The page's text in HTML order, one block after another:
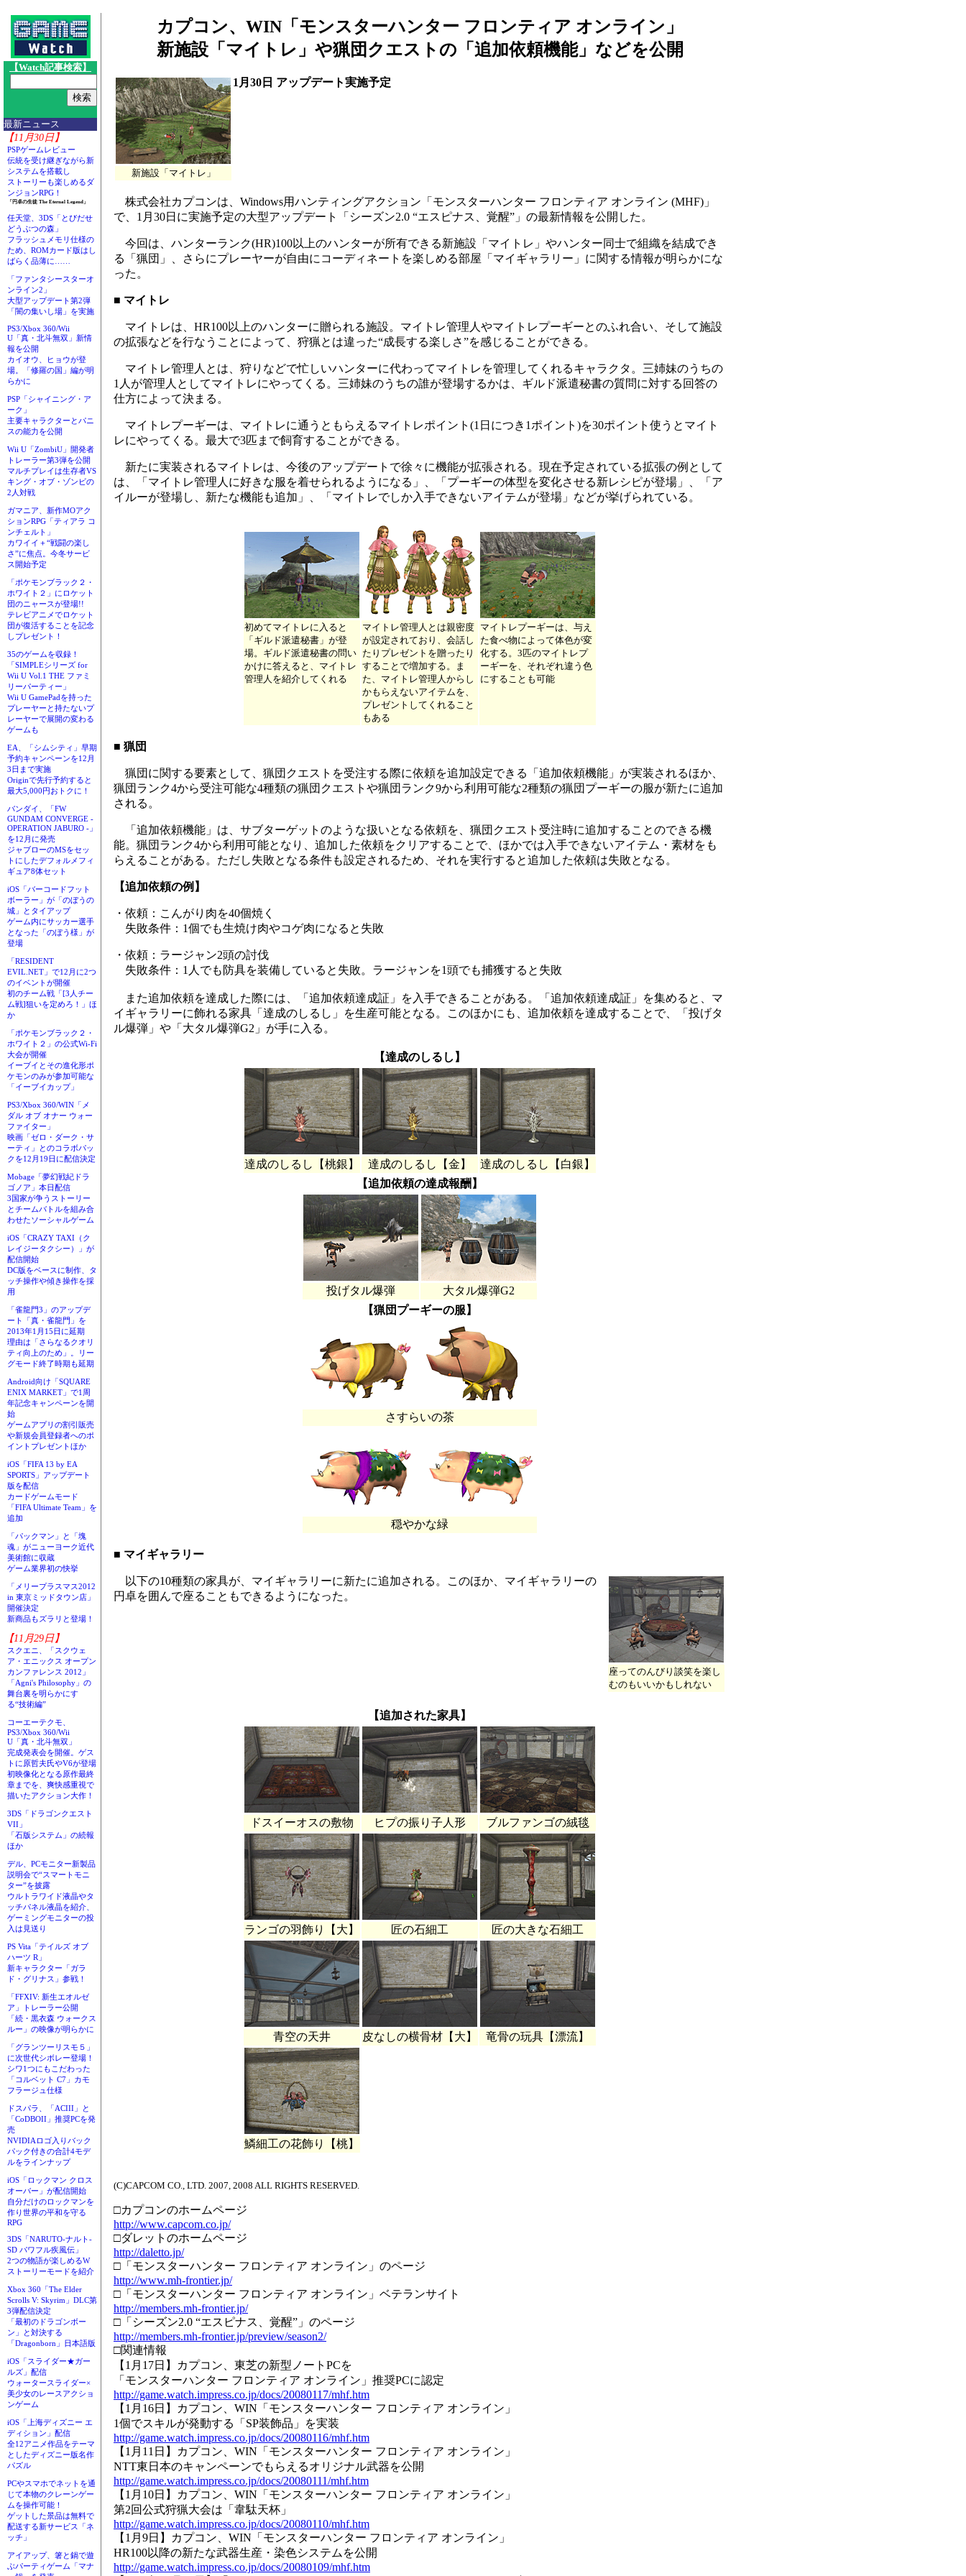
【Watch記事検索】
最新ニュース
【11月30日】
PSPゲームレビュー
伝統を受け継ぎながら新
システムを搭載し
ストーリーも楽しめるダ
ンジョンRPG！
「円卓の生徒 The Eternal Legend」
任天堂、3DS「とびだせ
どうぶつの森」
フラッシュメモリ仕様の
ため、ROMカード版はし
ばらく品薄に……
「ファンタシースターオ
ンライン2」
大型アップデート第2弾
「闇の集いし場」を実施
PS3/Xbox 360/Wii
U「真・北斗無双」新情
報を公開
カイオウ、ヒョウが登
場。「修羅の国」編が明
らかに
PSP「シャイニング・ア
ーク」
主要キャラクターとパニ
スの能力を公開
Wii U「ZombiU」開発者
トレーラー第3弾を公開
マルチプレイは生存者VS
キング・オブ・ゾンビの
2人対戦
ガマニア、新作MOアク
ションRPG「ティアラ コ
ンチェルト」
カワイイ＋“戦闘の楽し
さ”に焦点。今冬サービ
ス開始予定
「ポケモンブラック２・
ホワイト２」にロケット
団のニャースが登場!!
テレビアニメでロケット
団が復活することを記念
しプレゼント！
35のゲームを収録！
「SIMPLEシリーズ for
Wii U Vol.1 THE ファミ
リーパーティー」
Wii U GamePadを持った
プレーヤーと持たないプ
レーヤーで展開の変わる
ゲームも
EA、「シムシティ」早期
予約キャンペーンを12月
3日まで実施
Originで先行予約すると
最大5,000円おトクに！
バンダイ、「FW
GUNDAM CONVERGE -
OPERATION JABURO -」
を12月に発売
ジャブローのMSをセッ
トにしたデフォルメフィ
ギュア8体セット
iOS「バーコードフット
ボーラー」が「のぼうの
城」とタイアップ
ゲーム内にサッカー選手
となった「のぼう様」が
登場
「RESIDENT
EVIL.NET」で12月に2つ
のイベントが開催
初のチーム戦「[3人チー
ム戦]狙いを定めろ！」ほ
か
「ポケモンブラック２・
ホワイト２」の公式Wi-Fi
大会が開催
イーブイとその進化形ポ
ケモンのみが参加可能な
「イーブイカップ」
PS3/Xbox 360/WIN「メ
ダル オブ オナー ウォー
ファイター」
映画「ゼロ・ダーク・サ
ーティ」とのコラボパッ
クを12月19日に配信決定
Mobage「夢幻戦紀ドラ
ゴノア」本日配信
3国家が争うストーリー
とチームバトルを組み合
わせたソーシャルゲーム
iOS「CRAZY TAXI（ク
レイジータクシー）」が
配信開始
DC版をベースに制作、タ
ッチ操作や傾き操作を採
用
「雀龍門3」のアップデ
ート「真・雀龍門」を
2013年1月15日に延期
理由は「さらなるクオリ
ティ向上のため」。リー
グモード終了時期も延期
Android向け「SQUARE
ENIX MARKET」で1周
年記念キャンペーンを開
始
ゲームアプリの割引販売
や新規会員登録者へのポ
イントプレゼントほか
iOS「FIFA 13 by EA
SPORTS」アップデート
版を配信
カードゲームモード
「FIFA Ultimate Team」を
追加
「パックマン」と「塊
魂」がニューヨーク近代
美術館に収蔵
ゲーム業界初の快挙
「メリープラスマス2012
in 東京ミッドタウン店」
開催決定
新商品もズラリと登場！
【11月29日】
スクエニ、「スクウェ
ア・エニックス オープン
カンファレンス 2012」
「Agni's Philosophy」の
舞台裏を明らかにす
る“技術編”
コーエーテクモ、
PS3/Xbox 360/Wii
U「真・北斗無双」
完成発表会を開催。ゲス
トに原哲夫氏やV6が登場
初映像化となる原作最終
章までを、爽快感重視で
描いたアクション大作！
3DS「ドラゴンクエスト
VII」
「石版システム」の続報
ほか
デル、PCモニター新製品
説明会で“スマートモニ
ター”を披露
ウルトラワイド液晶やタ
ッチパネル液晶を紹介、
ゲーミングモニターの投
入は見送り
PS Vita「テイルズ オブ
ハーツ R」
新キャラクター「ガラ
ド・グリナス」参戦！
「FFXIV: 新生エオルゼ
ア」トレーラー公開
「続・黒衣森 ウォークス
ルー」の映像が明らかに
「グランツーリスモ５」
に次世代シボレー登場！
シワ1つにもこだわった
「コルベット C7」カモ
フラージュ仕様
ドスパラ、「ACIII」と
「CoDBOII」推奨PCを発
売
NVIDIAロゴ入りバック
パック付きの合計4モデ
ルをラインナップ
iOS「ロックマン クロス
オーバー」が配信開始
自分だけのロックマンを
作り世界の平和を守る
RPG
3DS「NARUTO-ナルト-
SD パワフル疾風伝」
2つの物語が楽しめるW
ストーリーモードを紹介
Xbox 360「The Elder
Scrolls V: Skyrim」DLC第
3弾配信決定
「最初のドラゴンボー
ン」と対決する
「Dragonborn」日本語版
iOS「スライダー★ガー
ルズ」配信
ウォータースライダー×
美少女のレースアクショ
ンゲーム
iOS「上海ディズニー エ
ディション」配信
全12アニメ作品をテーマ
としたディズニー版名作
パズル
PCやスマホでネットを通
じて本物のクレーンゲー
ムを操作可能！
ゲットした景品は無料で
配送する新サービス「ネ
ッチ」
アイアップ、箸と鍋で遊
ぶパーティゲーム「マナ
カプコン、WIN「モンスターハンター フロンティア オンライン」
新施設「マイトレ」や猟団クエストの「追加依頼機能」などを公開
新施設「マイトレ」
1月30日 アップデート実施予定
株式会社カプコンは、Windows用ハンティングアクション「モンスターハンター フロンティア オンライン (MHF)」
で、1月30日に実施予定の大型アップデート「シーズン2.0 “エスピナス、覚醒”」の最新情報を公開した。
今回は、ハンターランク(HR)100以上のハンターが所有できる新施設「マイトレ」やハンター同士で組織を結成でき
る「猟団」、さらにプレーヤーが自由にコーディネートを楽しめる部屋「マイギャラリー」に関する情報が明らかにな
った。
■ マイトレ
マイトレは、HR100以上のハンターに贈られる施設。マイトレ管理人やマイトレプーギーとのふれ合い、そして施設
の拡張などを行なうことによって、狩猟とは違った“成長する楽しさ”を感じることができる。
マイトレ管理人とは、狩りなどで忙しいハンターに代わってマイトレを管理してくれるキャラクタ。三姉妹のうちの
1人が管理人としてマイトレにやってくる。三姉妹のうちの誰が登場するかは、ギルド派遣秘書の質問に対する回答の
仕方によって決まる。
マイトレプーギーは、マイトレに通うともらえるマイトレポイント(1日につき1ポイント)を30ポイント使うとマイト
レにやってくる。最大で3匹まで飼育することができる。
新たに実装されるマイトレは、今後のアップデートで徐々に機能が拡張される。現在予定されている拡張の例として
は、「マイトレ管理人に好きな服を着せられるようになる」、「プーギーの体型を変化させる新レシピが登場」、「ア
イルーが登場し、新たな機能も追加」、「マイトレでしか入手できないアイテムが登場」などが挙げられている。
初めてマイトレに入ると
「ギルド派遣秘書」が登
場。ギルド派遣秘書の問い
かけに答えると、マイトレ
管理人を紹介してくれる
マイトレ管理人とは親密度
が設定されており、会話し
たりプレゼントを贈ったり
することで増加する。ま
た、マイトレ管理人からし
かもらえないアイテムを、
プレゼントしてくれること
もある
マイトレプーギーは、与え
た食べ物によって体色が変
化する。3匹のマイトレプ
ーギーを、それぞれ違う色
にすることも可能
■ 猟団
猟団に関する要素として、猟団クエストを受注する際に依頼を追加設定できる「追加依頼機能」が実装されるほか、
猟団ランク4から受注可能な4種類の猟団クエストや猟団ランク9から利用可能な2種類の猟団プーギーの服が新たに追加
される。
「追加依頼機能」は、サブターゲットのような扱いとなる依頼を、猟団クエスト受注時に追加することのできる機
能。猟団ランク4から利用可能となり、追加した依頼をクリアすることで、ほかでは入手できないアイテム・素材をも
らえることがある。ただし失敗となる条件も設定されるため、それを実行すると追加した依頼は失敗となる。
【追加依頼の例】
・依頼：こんがり肉を40個焼く
失敗条件：1個でも生焼け肉やコゲ肉になると失敗
・依頼：ラージャン2頭の討伐
失敗条件：1人でも防具を装備していると失敗。ラージャンを1頭でも捕獲すると失敗
また追加依頼を達成した際には、「追加依頼達成証」を入手できることがある。「追加依頼達成証」を集めると、マ
イギャラリーに飾れる家具「達成のしるし」を生産可能となる。このほかにも、追加依頼を達成することで、「投げタ
ル爆弾」や「大タル爆弾G2」が手に入る。
【達成のしるし】
達成のしるし【桃銀】 達成のしるし【金】
達成のしるし【白銀】
【追加依頼の達成報酬】
投げタル爆弾
大タル爆弾G2
【猟団プーギーの服】
さすらいの茶
穏やかな緑
■ マイギャラリー
座ってのんびり談笑を楽し
むのもいいかもしれない
以下の10種類の家具が、マイギャラリーに新たに追加される。このほか、マイギャラリーの
円卓を囲んで座ることもできるようになった。
【追加された家具】
ドスイーオスの敷物 ヒプの振り子人形 ブルファンゴの絨毯
ランゴの羽飾り【大】 匠の石細工 匠の大きな石細工
青空の天井 皮なしの横骨材【大】 竜骨の玩具【漂流】
鱗細工の花飾り【桃】
(C)CAPCOM CO., LTD. 2007, 2008 ALL RIGHTS RESERVED.
□カプコンのホームページ
http://www.capcom.co.jp/
□ダレットのホームページ
http://daletto.jp/
□「モンスターハンター フロンティア オンライン」のページ
http://www.mh-frontier.jp/
□「モンスターハンター フロンティア オンライン」ベテランサイト
http://members.mh-frontier.jp/
□「シーズン2.0 “エスピナス、覚醒”」のページ
http://members.mh-frontier.jp/preview/season2/
□関連情報
【1月17日】カプコン、東芝の新型ノートPCを
「モンスターハンター フロンティア オンライン」推奨PCに認定
http://game.watch.impress.co.jp/docs/20080117/mhf.htm
【1月16日】カプコン、WIN「モンスターハンター フロンティア オンライン」
1個でスキルが発動する「SP装飾品」を実装
http://game.watch.impress.co.jp/docs/20080116/mhf.htm
【1月11日】カプコン、WIN「モンスターハンター フロンティア オンライン」
NTT東日本のキャンペーンでもらえるオリジナル武器を公開
http://game.watch.impress.co.jp/docs/20080111/mhf.htm
【1月10日】カプコン、WIN「モンスターハンター フロンティア オンライン」
第2回公式狩猟大会は「韋駄天杯」
http://game.watch.impress.co.jp/docs/20080110/mhf.htm
【1月9日】カプコン、WIN「モンスターハンター フロンティア オンライン」
HR100以降の新たな武器生産・染色システムを公開
http://game.watch.impress.co.jp/docs/20080109/mhf.htm